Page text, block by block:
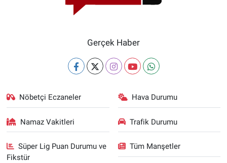
Gerçek Haber
Nöbetçi Eczaneler Hava Durumu
Namaz Vakitleri Trafik Durumu
Süper Lig Puan Durumu ve
Fikstür
Tüm Manşetler